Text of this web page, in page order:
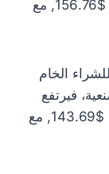
سعر الشراء إلى $152.19 وسعر البيع إلى $156.76, مع
سعر الذهب عيار 22 اليوم يبلغ $126.83 للشراء الخام
فيرتفع
سعر الشراء إلى $139.51 وسعر البيع إلى $143.69, مع